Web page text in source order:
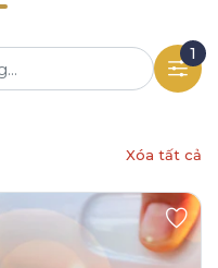
1
Xóa tất cả